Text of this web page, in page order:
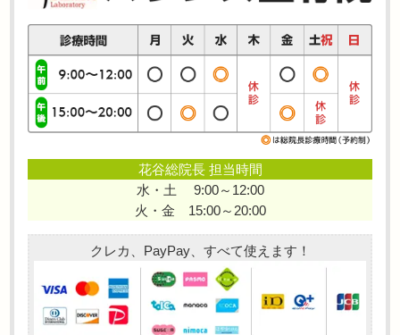
花谷総院長 担当時間
水・土 9:00～12:00
火・金 15:00～20:00
クレカ、PayPay、すべて使えます！